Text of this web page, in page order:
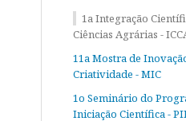
1a Integração
Ciências Agrárias -
11a Mostra de
Criatividade - MIC
1o Seminário do
Iniciação Científica -